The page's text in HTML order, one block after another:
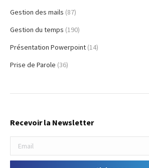
Gestion des mails (87)
Gestion du temps (190)
Présentation Powerpoint (14)
Prise de Parole (36)
Recevoir la Newsletter